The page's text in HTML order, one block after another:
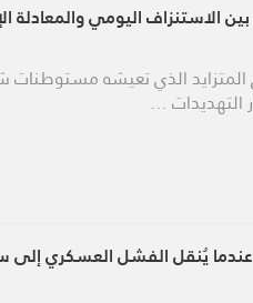
الاستنزاف اليومي والمعادلة
الذي تعيشه مستوطنات
التهديدات …
يُنقل الفشل العسكري إلى